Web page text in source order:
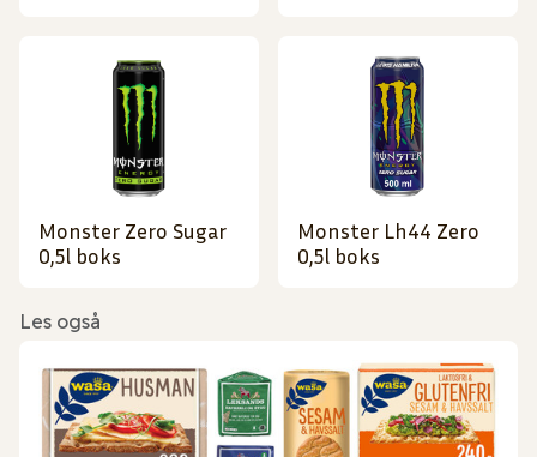
Monster Zero Sugar
0,5l boks
Monster Lh44 Zero
0,5l boks
Les også